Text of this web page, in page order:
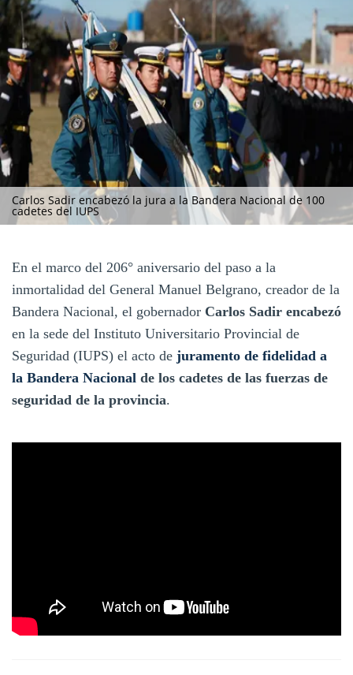
Carlos Sadir encabezó la jura a la Bandera Nacional de 100
cadetes del IUPS
En el marco del 206° aniversario del paso a la
inmortalidad del General Manuel Belgrano, creador de la
Bandera Nacional, el gobernador Carlos Sadir encabezó
en la sede del Instituto Universitario Provincial de
Seguridad (IUPS) el acto de juramento de fidelidad a
la Bandera Nacional de los cadetes de las fuerzas de
seguridad de la provincia.